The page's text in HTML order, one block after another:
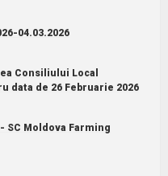
04.03.2026
Consiliului Local
data de 26 Februarie 2026
SC Moldova Farming